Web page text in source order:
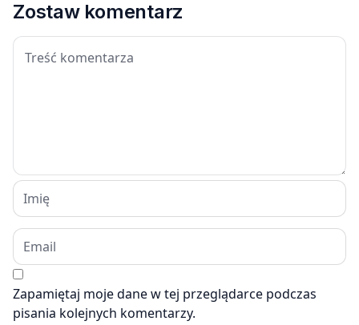
Zostaw komentarz
Zapamiętaj moje dane w tej przeglądarce podczas
pisania kolejnych komentarzy.